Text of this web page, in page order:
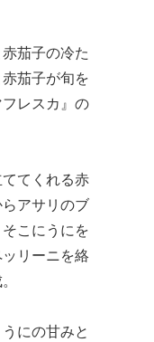
茄子の冷た
茄子が旬を
レスカ』の
てくれる赤
アサリのブ
こにうにを
リーニを絡
にの甘みと